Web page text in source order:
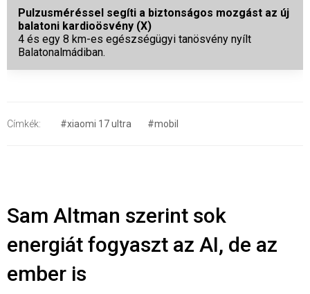
Pulzusméréssel segíti a biztonságos mozgást az új
balatoni kardioösvény (X)
4 és egy 8 km-es egészségügyi tanösvény nyílt
Balatonalmádiban.
Címkék: #xiaomi 17 ultra #mobil
Sam Altman szerint sok
energiát fogyaszt az AI, de az
ember is